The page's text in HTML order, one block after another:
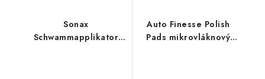
Sonax
Schwammapplikator
Auto Finesse Polish
Pads mikrovláknový